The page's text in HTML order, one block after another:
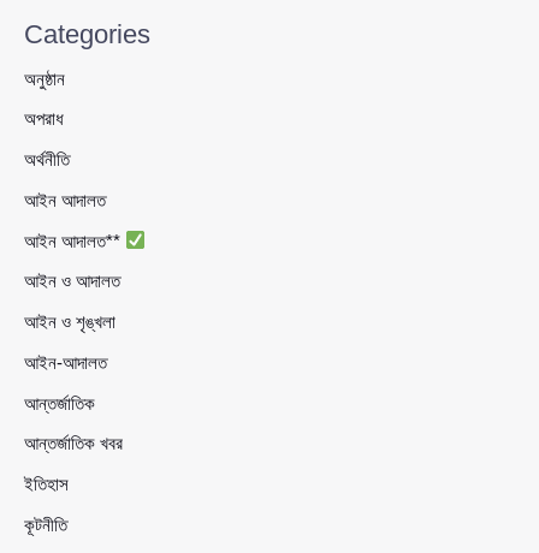
Categories
অনুষ্ঠান
অপরাধ
অর্থনীতি
আইন আদালত
আইন আদালত**
আইন ও আদালত
আইন ও শৃঙ্খলা
আইন-আদালত
আন্তর্জাতিক
আন্তর্জাতিক খবর
ইতিহাস
কূটনীতি